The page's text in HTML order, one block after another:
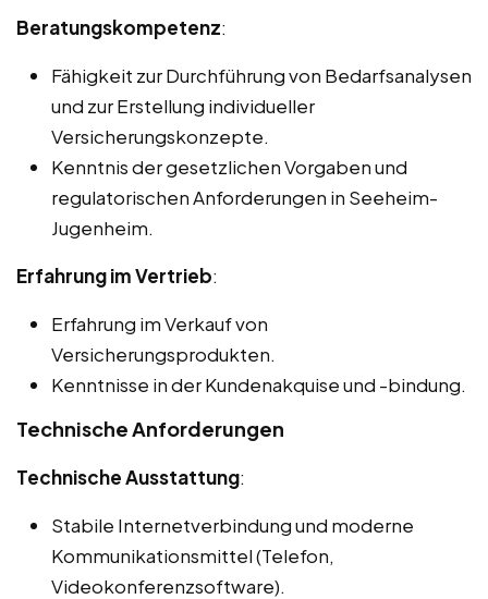
Beratungskompetenz:
Fähigkeit zur Durchführung von Bedarfsanalysen
und zur Erstellung individueller
Versicherungskonzepte.
Kenntnis der gesetzlichen Vorgaben und
regulatorischen Anforderungen in Seeheim-
Jugenheim.
Erfahrung im Vertrieb:
Erfahrung im Verkauf von
Versicherungsprodukten.
Kenntnisse in der Kundenakquise und -bindung.
Technische Anforderungen
Technische Ausstattung:
Stabile Internetverbindung und moderne
Kommunikationsmittel (Telefon,
Videokonferenzsoftware).